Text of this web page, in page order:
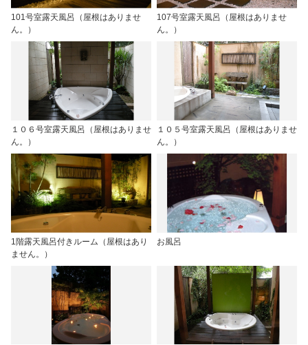
101号室露天風呂（屋根はありませ
ん。）
107号室露天風呂（屋根はありませ
ん。）
１０６号室露天風呂（屋根はありませ
ん。）
１０５号室露天風呂（屋根はありませ
ん。）
1階露天風呂付きルーム（屋根はあり
ません。）
お風呂